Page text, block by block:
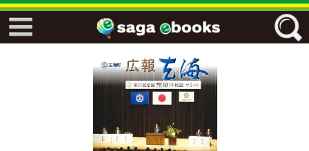
フリーワード
ジャンル